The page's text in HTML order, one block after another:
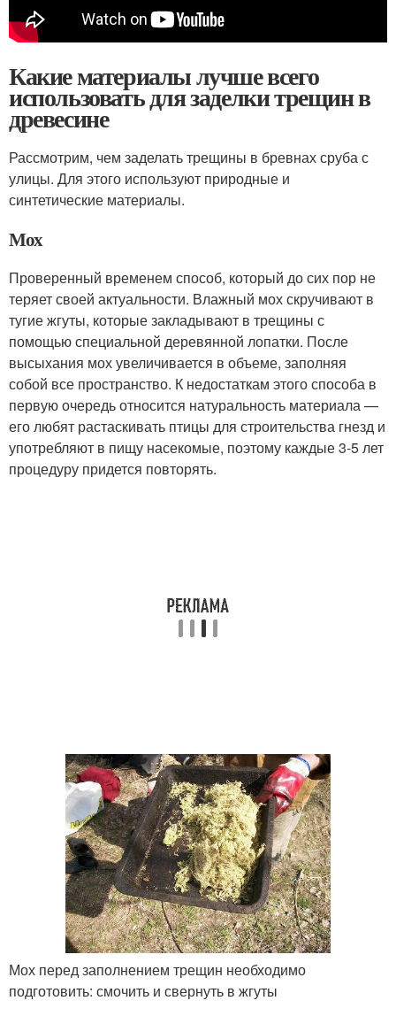
Какие материалы лучше всего
использовать для заделки трещин в
древесине
Рассмотрим, чем заделать трещины в бревнах сруба с
улицы. Для этого используют природные и
синтетические материалы.
Мох
Проверенный временем способ, который до сих пор не
теряет своей актуальности. Влажный мох скручивают в
тугие жгуты, которые закладывают в трещины с
помощью специальной деревянной лопатки. После
высыхания мох увеличивается в объеме, заполняя
собой все пространство. К недостаткам этого способа в
первую очередь относится натуральность материала —
его любят растаскивать птицы для строительства гнезд и
употребляют в пищу насекомые, поэтому каждые 3-5 лет
процедуру придется повторять.
Мох перед заполнением трещин необходимо
подготовить: смочить и свернуть в жгуты